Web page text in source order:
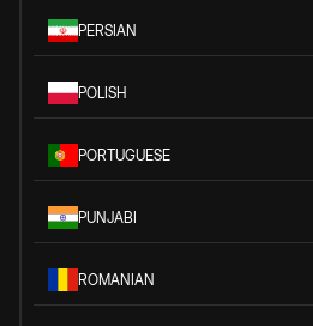
PERSIAN
POLISH
PORTUGUESE
PUNJABI
ROMANIAN